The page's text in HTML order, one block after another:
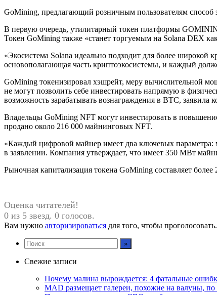
GoMining, предлагающий розничным пользователям способ
В первую очередь, утилитарный токен платформы
Токен GoMining также «станет торгуемым на Solana DEX
«Экосистема Solana идеально подходит для более
основополагающая часть криптоэкосистемы, и каждый
GoMining токенизировал хэшрейт, меру вычислительной
не могут позволить себе инвестировать напрямую в
возможность зарабатывать вознаграждения в BTC, заявила
Владельцы GoMining NFT могут инвестировать в
продано около 216 000 майнинговых NFT.
«Каждый цифровой майнер имеет два ключевых параметра:
в заявлении. Компания утверждает, что имеет 350 МВт
Рыночная капитализация токена GoMining составляет
Оценка читателей!
0 из 5 звезд. 0 голосов.
Вам нужно авторизироваться для того, чтобы проголосовать.
Свежие записи
Почему малина вырождается: 4 фатальные
MAD размещает галереи, похожие на валуны,